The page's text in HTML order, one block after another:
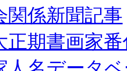
関係新聞記事
正期書画家